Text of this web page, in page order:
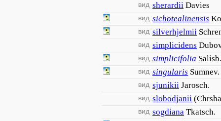
вид sherardii Davies
вид sichotealinensis
вид silverhjelmii
вид simplicidens
вид simplicifolia Salisb.
вид singularis Sumnev.
вид sjunikii Jarosch.
вид slobodjanii
вид sogdiana Tkatsch.